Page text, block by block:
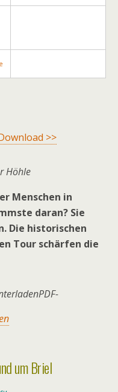
>>
Höhle
Menschen in
daran? Sie
Die historischen
Tour schärfen die
PDF-
um Briel